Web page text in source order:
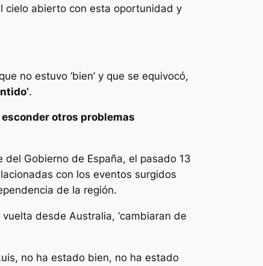
cielo abierto con esta oportunidad y
no estuvo ‘bien’ y que se equivocó,
.
esconder otros problemas
del Gobierno de España, el pasado 13
con los eventos surgidos
de la región.
desde Australia, ‘cambiaran de
no ha estado bien, no ha estado